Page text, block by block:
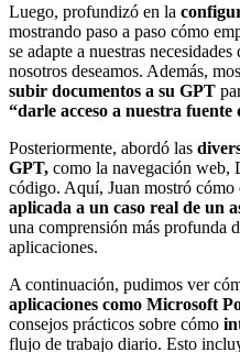
Luego, profundizó en la
mostrando paso a paso cómo
se adapte a nuestras
nosotros deseamos. Además,
subir documentos a su GPT
“darle acceso a nuestra fuente
Posteriormente, abordó las
GPT, como la navegación
código. Aquí, Juan mostró cómo
aplicada a un caso real de un
una comprensión más profunda
aplicaciones.
A continuación, pudimos ver
aplicaciones como Microsoft
consejos prácticos sobre cómo
flujo de trabajo diario. Esto